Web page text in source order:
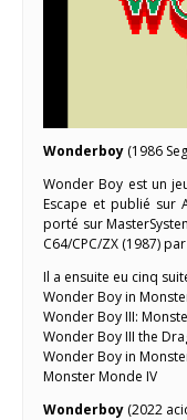
Wonderboy (1986
Wonder Boy est un
Escape et publié sur
porté sur
C64/CPC/ZX (1987)
Il a ensuite eu cinq
Wonder Boy in
Wonder Boy III:
Wonder Boy III the
Wonder Boy in
Monster Monde IV
Wonderboy (2022